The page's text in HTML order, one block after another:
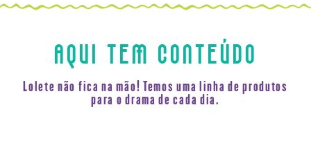
AQUI TEM CONTEÚDO
Lolete não fica na mão! Temos uma linha de produtos
para o drama de cada dia.